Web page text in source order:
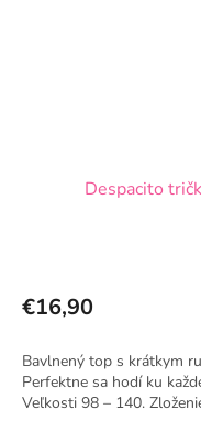
Despacito
€16,90
Bavlnený top s krátkym
Perfektne sa hodí ku
Veľkosti 98 – 140.